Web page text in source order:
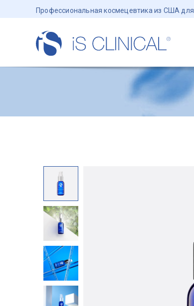
Профессиональная космецевтика из США